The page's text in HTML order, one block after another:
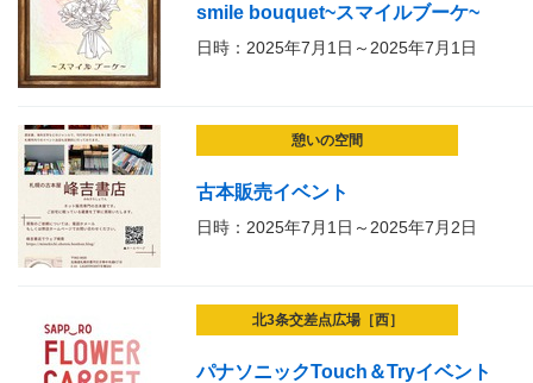
smile bouquet~スマイルブーケ~
日時：2025年7月1日～2025年7月1日
憩いの空間
古本販売イベント
日時：2025年7月1日～2025年7月2日
北3条交差点広場［西］
パナソニックTouch＆Tryイベント